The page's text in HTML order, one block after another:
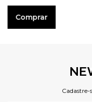
Comprar
Cadastre-